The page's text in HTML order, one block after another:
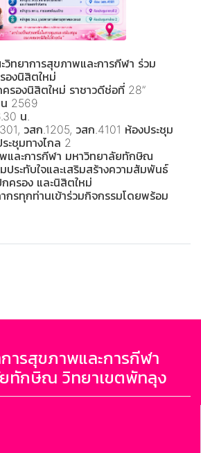
ทยาการสุขภาพและการกีฬา ร่วม
องนิสิตใหม่
รองนิสิตใหม่ ราชาวดีช่อที่ 28”
2569
น.
วสก.1205, วสก.4101 ห้องประชุม
ะชุมทางไกล 2
และการกีฬา มหาวิทยาลัยทักษิณ
ประทับใจและเสริมสร้างความสัมพันธ์
ครอง และนิสิตใหม่
กรทุกท่านเข้าร่วมกิจกรรมโดยพร้อม
ารสุขภาพและการกีฬา
ทักษิณ วิทยาเขตพัทลุง